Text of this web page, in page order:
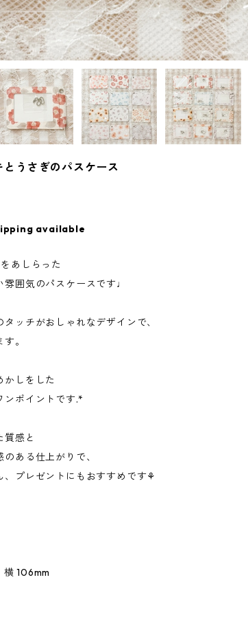
うさぎのパスケース
available
あしらった
雰囲気のパスケースです♩
ッチがおしゃれなデザインで、
。
かしをした
ンポイントです.*
質感と
ある仕上がりで、
、プレゼントにもおすすめです⚘
106mm